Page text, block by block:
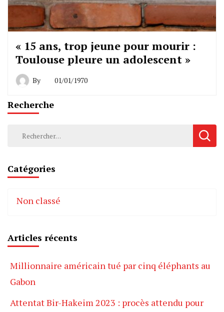
« 15 ans, trop jeune pour mourir :
Toulouse pleure un adolescent »
By 01/01/1970
Recherche
Rechercher :
Catégories
Non classé
Articles récents
Millionnaire américain tué par cinq éléphants au
Gabon
Attentat Bir-Hakeim 2023 : procès attendu pour